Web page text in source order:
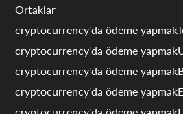
Ortaklar
cryptocurrency'da ödeme
cryptocurrency'da ödeme
cryptocurrency'da ödeme
cryptocurrency'da ödeme